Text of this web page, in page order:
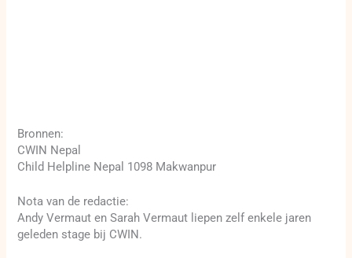
Bronnen:
CWIN Nepal
Child Helpline Nepal 1098 Makwanpur
Nota van de redactie:
Andy Vermaut en Sarah Vermaut liepen zelf enkele jaren
geleden stage bij CWIN.